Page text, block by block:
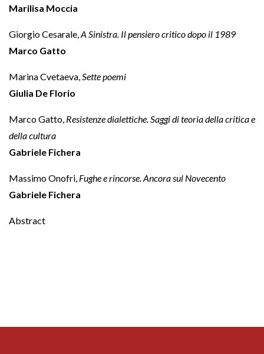
Marilisa Moccia
Giorgio Cesarale,A Sinistra. Il pensiero critico dopo il 1989
Marco Gatto
Marina Cvetaeva,Sette poemi
Giulia De Florio
Marco Gatto, Resistenze dialettiche. Saggi di teoria della critica e
della cultura
Gabriele Fichera
Massimo Onofri, Fughe e rincorse. Ancora sul Novecento
Gabriele Fichera
Abstract